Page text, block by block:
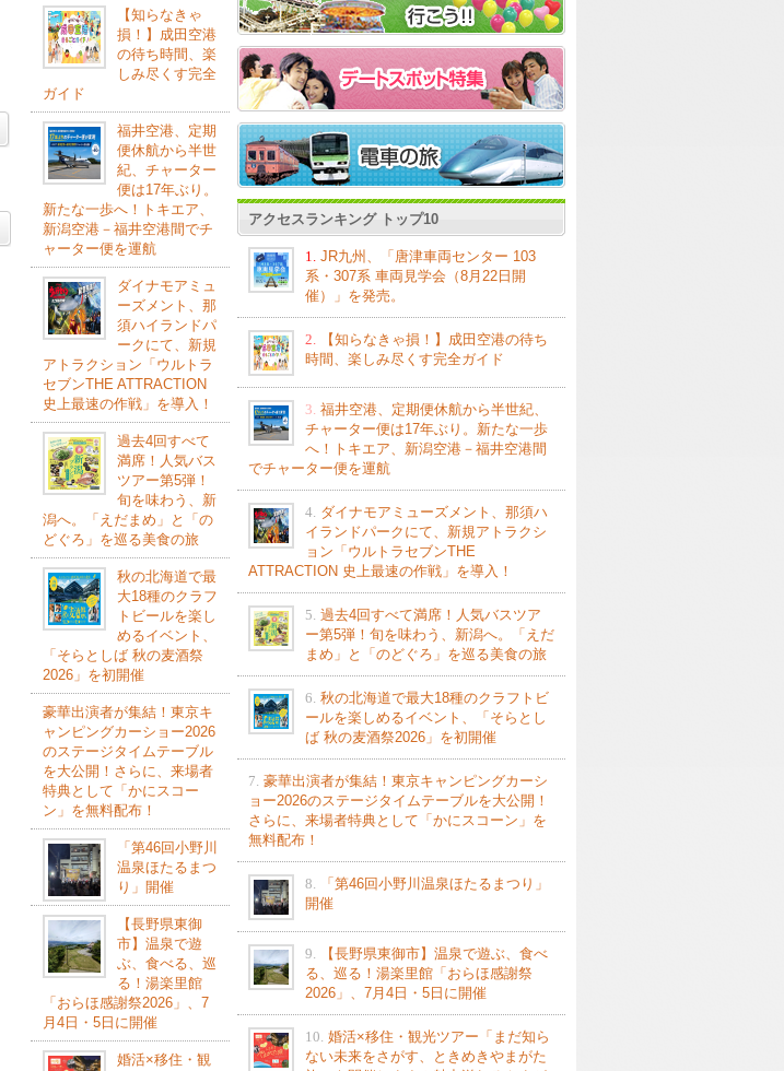
【知らなきゃ
損！】成田空港
の待ち時間、楽
しみ尽くす完全
ガイド
福井空港、定期
便休航から半世
紀、チャーター
便は17年ぶり。
新たな一歩へ！トキエア、
新潟空港－福井空港間でチ
ャーター便を運航
ダイナモアミュ
ーズメント、那
須ハイランドパ
ークにて、新規
アトラクション「ウルトラ
セブンTHE ATTRACTION
史上最速の作戦」を導入！
過去4回すべて
満席！人気バス
ツアー第5弾！
旬を味わう、新
潟へ。「えだまめ」と「の
どぐろ」を巡る美食の旅
秋の北海道で最
大18種のクラフ
トビールを楽し
めるイベント、
「そらとしば 秋の麦酒祭
2026」を初開催
豪華出演者が集結！東京キ
ャンピングカーショー2026
のステージタイムテーブル
を大公開！さらに、来場者
特典として「かにスコー
ン」を無料配布！
「第46回小野川
温泉ほたるまつ
り」開催
【長野県東御
市】温泉で遊
ぶ、食べる、巡
る！湯楽里館
「おらほ感謝祭2026」、7
月4日・5日に開催
婚活×移住・観
アクセスランキング トップ10
1.
JR九州、「唐津車両センター 103
系・307系 車両見学会（8月22日開
催）」を発売。
2.
【知らなきゃ損！】成田空港の待ち
時間、楽しみ尽くす完全ガイド
3. 福井空港、定期便休航から半世紀、
チャーター便は17年ぶり。新たな一歩
へ！トキエア、新潟空港－福井空港間
でチャーター便を運航
4. ダイナモアミューズメント、那須ハ
イランドパークにて、新規アトラクシ
ョン「ウルトラセブンTHE
ATTRACTION 史上最速の作戦」を導入！
5. 過去4回すべて満席！人気バスツア
ー第5弾！旬を味わう、新潟へ。「えだ
まめ」と「のどぐろ」を巡る美食の旅
6. 秋の北海道で最大18種のクラフトビ
ールを楽しめるイベント、「そらとし
ば 秋の麦酒祭2026」を初開催
7. 豪華出演者が集結！東京キャンピングカーシ
ョー2026のステージタイムテーブルを大公開！
さらに、来場者特典として「かにスコーン」を
無料配布！
8.
「第46回小野川温泉ほたるまつり」
開催
9.
【長野県東御市】温泉で遊ぶ、食べ
る、巡る！湯楽里館「おらほ感謝祭
2026」、7月4日・5日に開催
10. 婚活×移住・観光ツアー「まだ知ら
ない未来をさがす、ときめきやまがた